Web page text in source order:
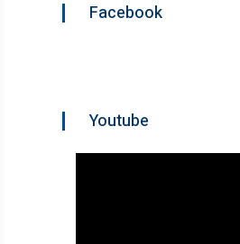
Facebook
Youtube